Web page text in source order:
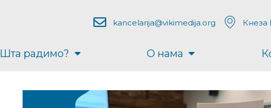
kancelarija@vikimedija.org Кнеза
Шта радимо? О нама